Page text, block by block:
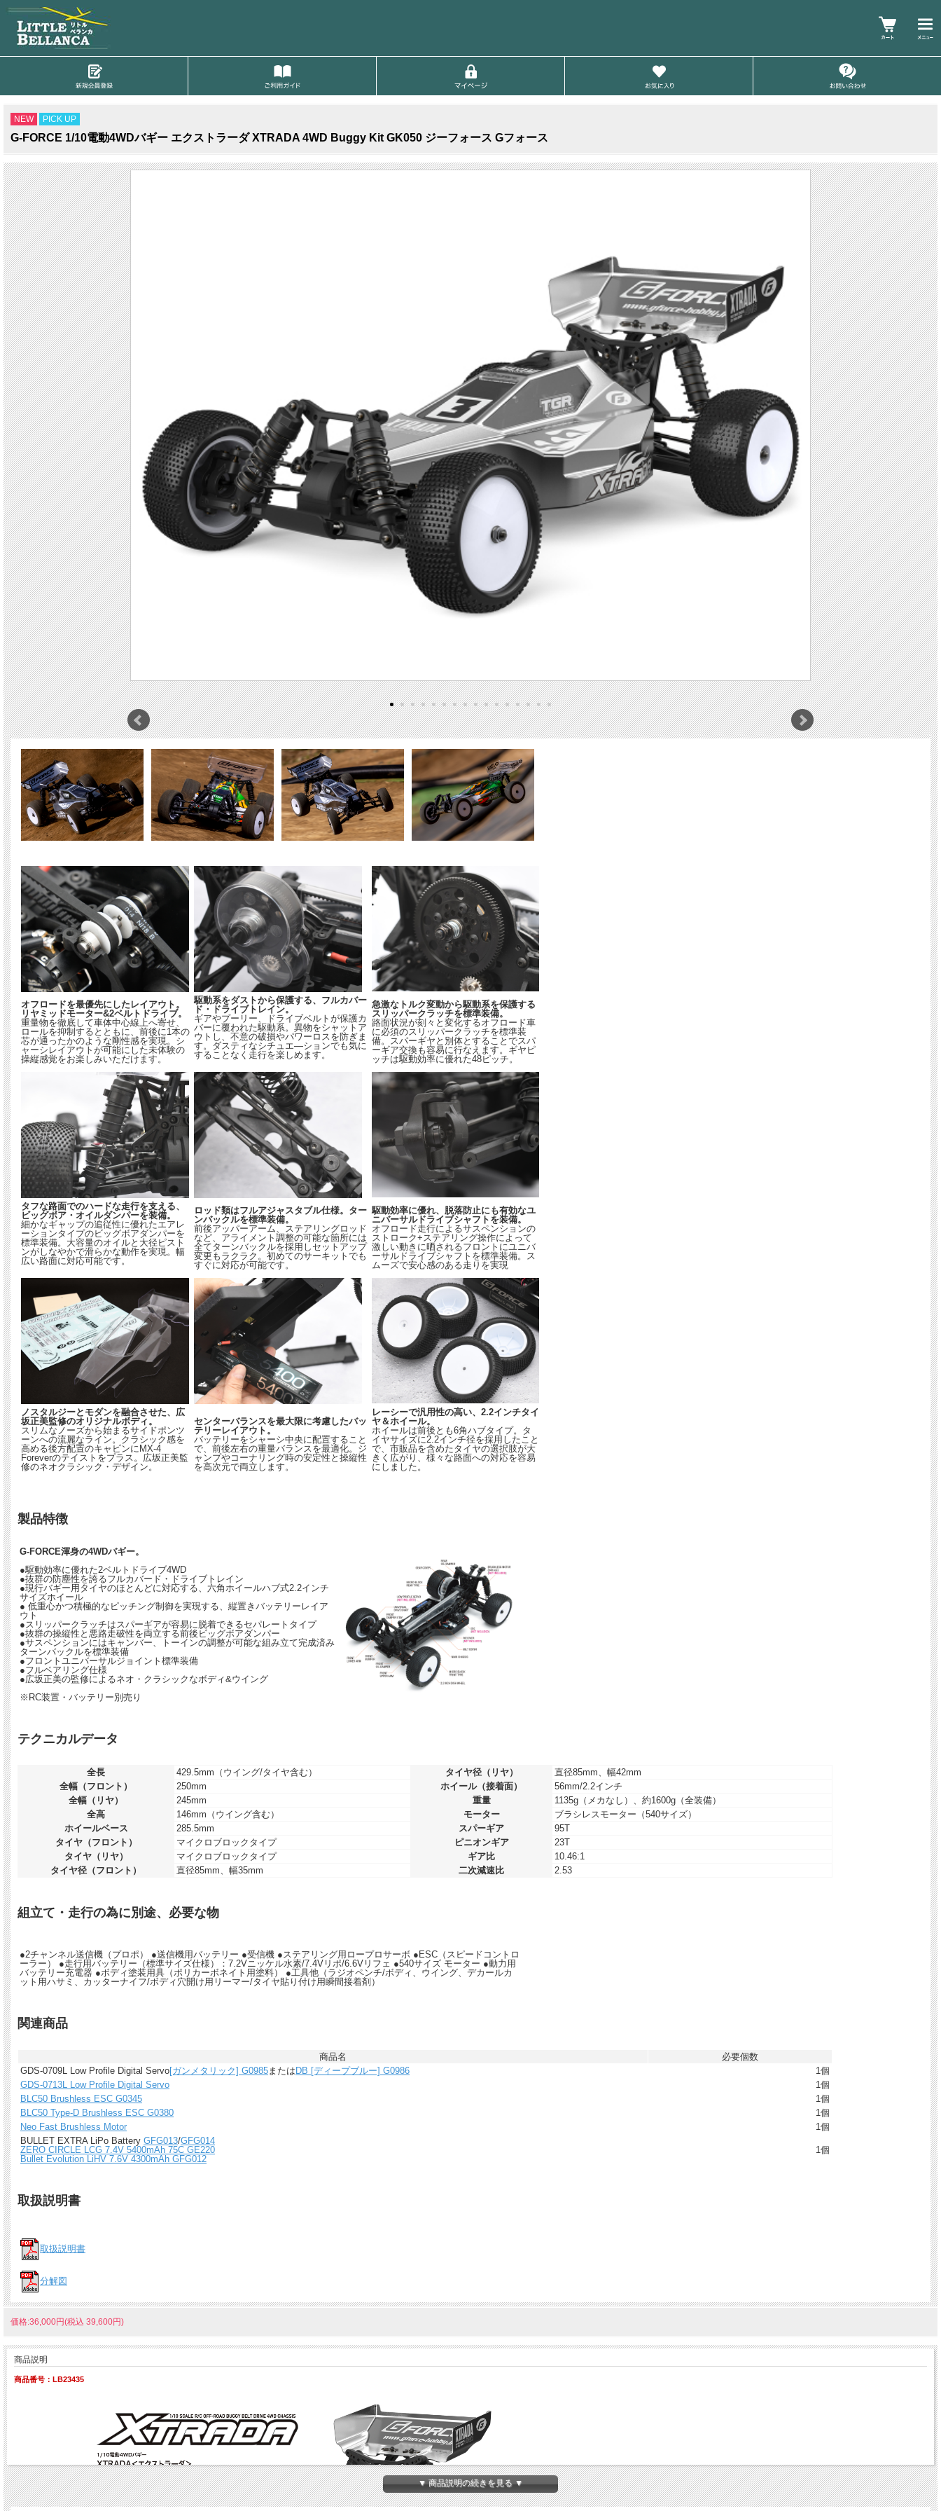
NEW PICK UP
G-FORCE 1/10電動4WDバギー エクストラーダ XTRADA 4WD Buggy Kit GK050 ジーフォース Gフォース
オフロードを最優先にしたレイアウト。
リヤミッドモーター&2ベルトドライブ。
重量物を徹底して車体中心線上へ寄せ、
ロールを抑制するとともに、前後に1本の
芯が通ったかのような剛性感を実現。シ
ャーシレイアウトが可能にした未体験の
操縦感覚をお楽しみいただけます。
駆動系をダストから保護する、フルカバー
ド・ドライブトレイン。
ギアやプーリー、ドライブベルトが保護カ
バーに覆われた駆動系。異物をシャットア
ウトし、不意の破損やパワーロスを防ぎま
す。ダスティなシチュエ―ションでも気に
することなく走行を楽しめます。
急激なトルク変動から駆動系を保護する
スリッパークラッチを標準装備。
路面状況が刻々と変化するオフロード車
に必須のスリッパークラッチを標準装
備。スパーギヤと別体とすることでスパ
ーギア交換も容易に行なえます。ギヤピ
ッチは駆動効率に優れた48ピッチ。
タフな路面でのハードな走行を支える、
ビッグボア・オイルダンパーを装備。
細かなギャップの追従性に優れたエアレ
ーションタイプのビッグボアダンパーを
標準装備。大容量のオイルと大径ピスト
ンがしなやかで滑らかな動作を実現。幅
広い路面に対応可能です。
ロッド類はフルアジャスタブル仕様。ター
ンバックルを標準装備。
前後アッパーアーム、ステアリングロッド
など、アライメント調整の可能な箇所には
全てターンバックルを採用しセットアップ
変更もラクラク。初めてのサーキットでも
すぐに対応が可能です。
駆動効率に優れ、脱落防止にも有効なユ
ニバーサルドライブシャフトを装備。
オフロード走行によるサスペンションの
ストローク+ステアリング操作によって
激しい動きに晒されるフロントにユニバ
ーサルドライブシャフトを標準装備。ス
ムーズで安心感のある走りを実現
ノスタルジーとモダンを融合させた、広
坂正美監修のオリジナルボディ。
スリムなノーズから始まるサイドポンツ
ーンへの流麗なライン。クラシック感を
高める後方配置のキャビンにMX-4
Foreverのテイストをプラス。広坂正美監
修のネオクラシック・デザイン。
センターバランスを最大限に考慮したバッ
テリーレイアウト。
バッテリーをシャーシ中央に配置すること
で、前後左右の重量バランスを最適化。ジ
ャンプやコーナリング時の安定性と操縦性
を高次元で両立します。
レーシーで汎用性の高い、2.2インチタイ
ヤ＆ホイール。
ホイールは前後とも6角ハブタイプ。タ
イヤサイズに2.2インチ径を採用したこと
で、市販品を含めたタイヤの選択肢が大
きく広がり、様々な路面への対応を容易
にしました。
製品特徴
G-FORCE渾身の4WDバギー。
●駆動効率に優れた2ベルトドライブ4WD
●抜群の防塵性を誇るフルカバード・ドライブトレイン
●現行バギー用タイヤのほとんどに対応する、六角ホイールハブ式2.2インチ
サイズホイール
● 低重心かつ積極的なピッチング制御を実現する、縦置きバッテリーレイア
ウト
●スリッパークラッチはスパーギアが容易に脱着できるセパレートタイプ
●抜群の操縦性と悪路走破性を両立する前後ビッグボアダンパー
●サスペンションにはキャンバー、トーインの調整が可能な組み立て完成済み
ターンバックルを標準装備
●フロントユニバーサルジョイント標準装備
●フルベアリング仕様
●広坂正美の監修によるネオ・クラシックなボディ&ウイング
※RC装置・バッテリー別売り
テクニカルデータ
全長 429.5mm（ウイング/タイヤ含む） タイヤ径（リヤ）
直径85mm、幅42mm
全幅（フロント）
250mm ホイール（接着面）
56mm/2.2インチ
全幅（リヤ）
245mm 重量
1135g（メカなし）、約1600g（全装備）
全高
146mm（ウイング含む） モーター
ブラシレスモーター（540サイズ）
ホイールベース
285.5mm スパーギア
95T
タイヤ（フロント）
マイクロブロックタイプ ピニオンギア
23T
タイヤ（リヤ）
マイクロブロックタイプ ギア比
10.46:1
タイヤ径（フロント）
直径85mm、幅35mm 二次減速比 2.53
組立て・走行の為に別途、必要な物
●2チャンネル送信機（プロポ） ●送信機用バッテリー ●受信機 ●ステアリング用ロープロサーボ ●ESC（スピードコントロ
ーラー） ●走行用バッテリー（標準サイズ仕様）：7.2Vニッケル水素/7.4Vリポ/6.6Vリフェ ●540サイズ モーター ●動力用
バッテリー充電器 ●ボディ塗装用具（ポリカーボネイト用塗料） ●工具他（ラジオペンチ/ボディ、ウイング、デカールカ
ット用ハサミ、カッターナイフ/ボディ穴開け用リーマー/タイヤ貼り付け用瞬間接着剤）
関連商品
商品名
必要個数
GDS-0709L Low Profile Digital Servo[ガンメタリック] G0985 またはDB [ディープブルー] G0986
1個
GDS-0713L Low Profile Digital Servo
1個
BLC50 Brushless ESC G0345
1個
BLC50 Type-D Brushless ESC G0380
1個
Neo Fast Brushless Motor
1個
BULLET EXTRA LiPo Battery GFG013/GFG014
ZERO CIRCLE LCG 7.4V 5400mAh 75C GE220
Bullet Evolution LiHV 7.6V 4300mAh GFG012
1個
取扱説明書
取扱説明書
分解図
価格:36,000円(税込 39,600円)
商品説明
商品番号：LB23435
▼ 商品説明の続きを見る ▼